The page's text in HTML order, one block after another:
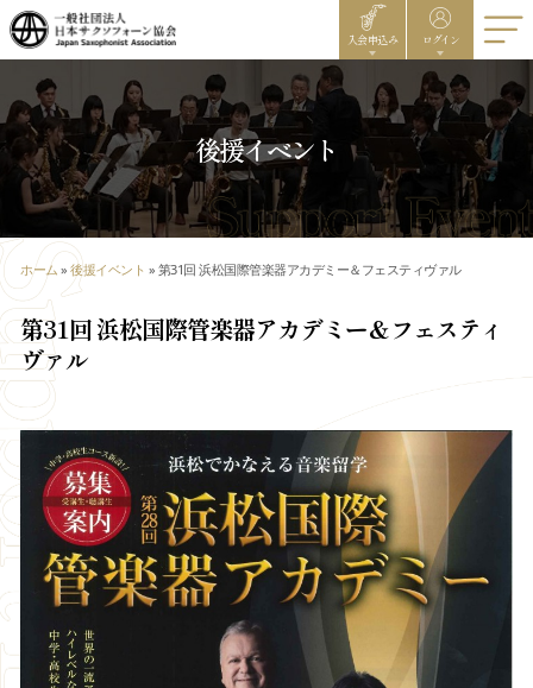
入会申込み ログイン
後援イベント
ホーム » 後援イベント » 第31回 浜松国際管楽器アカデミー＆フェスティヴァル
第31回 浜松国際管楽器アカデミー＆フェスティ
ヴァル